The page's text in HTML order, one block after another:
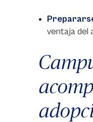
ventaja del